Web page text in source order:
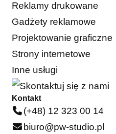
Reklamy drukowane
Gadżety reklamowe
Projektowanie graficzne
Strony internetowe
Inne usługi
Kontakt
(+48) 12 323 00 14
biuro@pw-studio.pl